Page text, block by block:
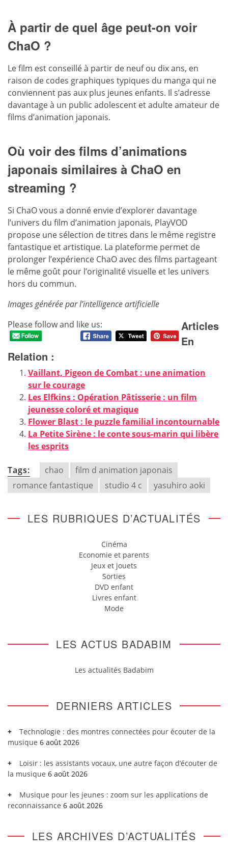
À partir de quel âge peut-on voir
ChaO ?
Le film est conseillé à partir de neuf ou dix ans, en
raison de codes graphiques typiques du manga qui ne
conviennent pas aux plus jeunes enfants. Il s’adresse
davantage à un public adolescent et adulte amateur de
films d’animation japonais.
Où voir des films d’animations
japonais similaires à ChaO en
streaming ?
Si ChaO vous a donné envie d’explorer davantage
l’univers du film d’animation japonais, PlayVOD
propose une sélection de titres dans le même registre
fantastique et artistique. La plateforme permet de
prolonger l’expérience ChaO avec des films partageant
le même goût pour l’originalité visuelle et les univers
hors du commun.
Images générée par l’intelligence artificielle
Please follow and like us:
Articles
En
Relation :
Vaillant, Pigeon de Combat : une animation
sur le courage
Les Elfkins : Opération Pâtisserie : un film
jeunesse coloré et magique
Flower Blast : le puzzle familial incontournable
La Petite Sirène : le conte sous-marin qui libère
les esprits
Tags: chao
film d animation japonais
romance fantastique
studio 4 c yasuhiro aoki
LES RUBRIQUES D’ACTUALITÉS
Cinéma
Economie et parents
Jeux et jouets
Sorties
DVD enfant
Livres enfant
Mode
LES ACTUS BADABIM
Les actualités Badabim
DERNIERS ARTICLES
Technologie : des montres connectées pour écouter de la
musique 6 août 2026
Loisir : les assistants vocaux, une autre façon d’écouter de
la musique 6 août 2026
Musique pour les jeunes : zoom sur les applications de
reconnaissance 6 août 2026
LES ARCHIVES D’ACTUALITÉS